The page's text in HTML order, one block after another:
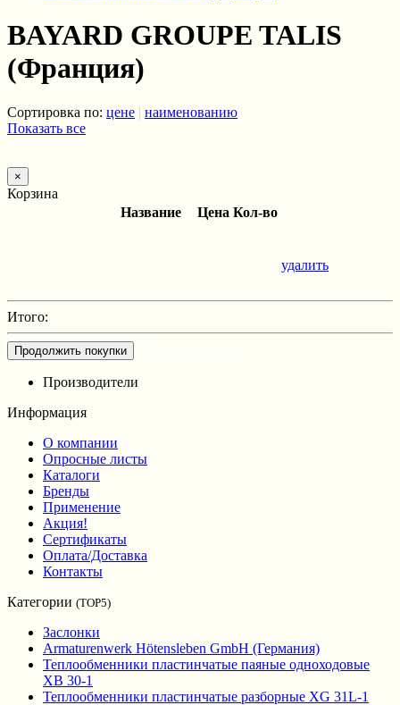
BAYARD GROUPE TALIS
(Франция)
Сортировка по: цене | наименованию
Показать все
×
Корзина
Название
Цена Кол-во
удалить
Итого:
Продолжить покупки
Производители
Информация
О компании
Опросные листы
Каталоги
Бренды
Применение
Акция!
Сертификаты
Оплата/Доставка
Контакты
Категории (TOP5)
Заслонки
Armaturenwerk Hötensleben GmbH (Германия)
Теплообменники пластинчатые паяные одноходовые
XB 30-1
Теплообменники пластинчатые разборные XG 31L-1